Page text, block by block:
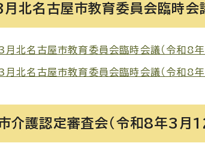
北名古屋市教育委員会臨時会
月北名古屋市教育委員会臨時会議（令和8
月北名古屋市教育委員会臨時会議（令和8
介護認定審査会（令和8年3月